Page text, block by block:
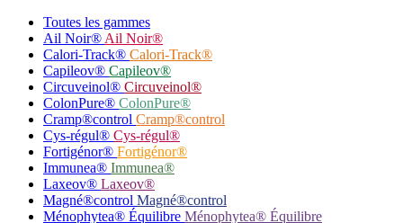
Toutes les gammes
Ail Noir® Ail Noir®
Calori-Track® Calori-Track®
Capileov® Capileov®
Circuveinol® Circuveinol®
ColonPure® ColonPure®
Cramp®control Cramp®control
Cys-régul® Cys-régul®
Fortigénor® Fortigénor®
Immunea® Immunea®
Laxeov® Laxeov®
Magné®control Magné®control
Ménophytea® Équilibre Ménophytea® Équilibre